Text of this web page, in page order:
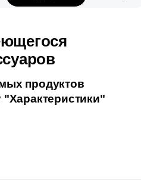
продуктов
"Характеристики"